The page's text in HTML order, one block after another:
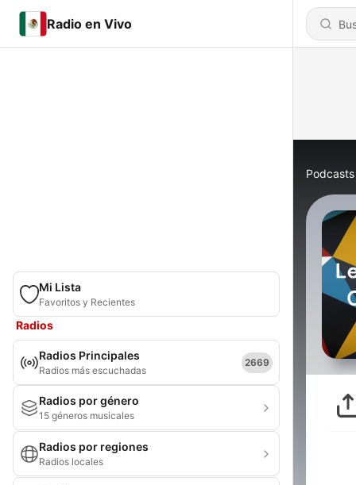
Radio en Vivo
Mi Lista
Favoritos y Recientes
Radios
Radios Principales
Radios más escuchadas
2669
Radios por género
15 géneros musicales
Radios por regiones
Radios locales
Podcasts